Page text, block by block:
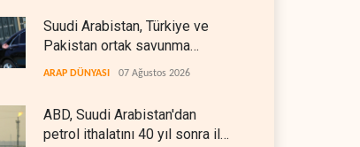
Suudi Arabistan, Türkiye ve
Pakistan ortak savunma
anlaşması imzaladı
ARAP DÜNYASI 07 Ağustos 2026
ABD, Suudi Arabistan'dan
petrol ithalatını 40 yıl sonra ilk